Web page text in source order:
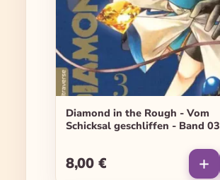
Diamond in the Rough - Vom
Schicksal geschliffen - Band 03
Regulärer Preis:
8,00 €